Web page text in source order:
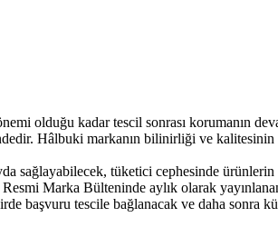
olduğu kadar tescil sonrası korumanın
Hâlbuki markanın bilinirliği ve
sağlayabilecek, tüketici cephesinde
Marka Bülteninde aylık olarak
başvuru tescile bağlanacak ve daha sonra